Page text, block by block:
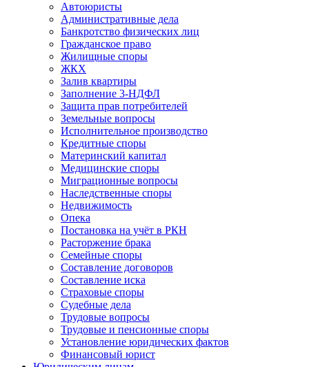
Автоюристы
Административные дела
Банкротство физических лиц
Гражданское право
Жилищные споры
ЖКХ
Залив квартиры
Заполнение 3-НДФЛ
Защита прав потребителей
Земельные вопросы
Исполнительное производство
Кредитные споры
Материнский капитал
Медицинские споры
Миграционные вопросы
Наследственные споры
Недвижимость
Опека
Постановка на учёт в РКН
Расторжение брака
Семейные споры
Составление договоров
Составление иска
Страховые споры
Судебные дела
Трудовые вопросы
Трудовые и пенсионные споры
Установление юридических фактов
Финансовый юрист